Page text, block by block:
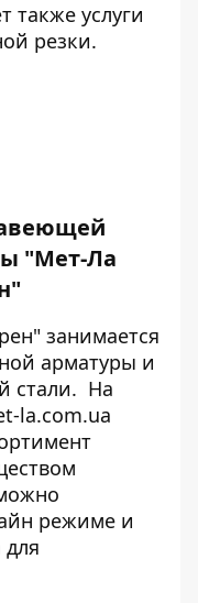
также услуги
резки.
"Мет-Ла
занимается
арматуры и
стали. На
la.com.ua
режиме и